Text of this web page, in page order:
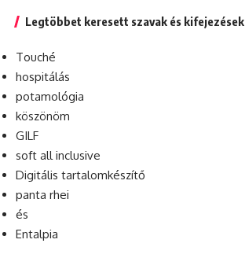
Legtöbbet keresett szavak és kifejezések
Touché
hospitálás
potamológia
köszönöm
GILF
soft all inclusive
Digitális tartalomkészítő
panta rhei
és
Entalpia